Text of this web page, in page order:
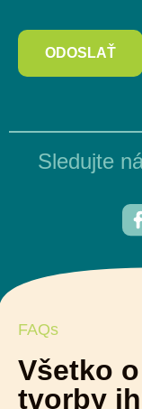
ODOSLAŤ
Sledujte
FAQs
Všetko
tvorby